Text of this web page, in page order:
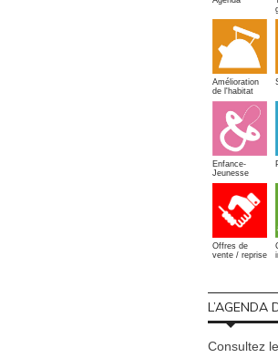
Amélioration
de l'habitat
Enfance-
Jeunesse
Offres de
vente / reprise
L’AGENDA
Consultez